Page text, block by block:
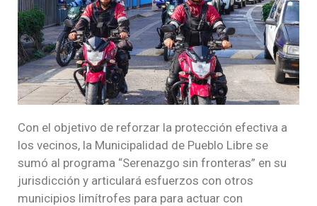
Con el objetivo de reforzar la protección efectiva a
los vecinos, la Municipalidad de Pueblo Libre se
sumó al programa “Serenazgo sin fronteras” en su
jurisdicción y articulará esfuerzos con otros
municipios limítrofes para para actuar con